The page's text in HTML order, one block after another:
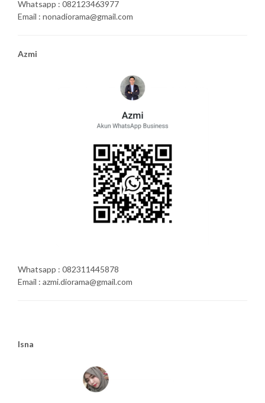
Whatsapp : 082123463977
Email : nonadiorama@gmail.com
Azmi
Whatsapp : 082311445878
Email : azmi.diorama@gmail.com
Isna